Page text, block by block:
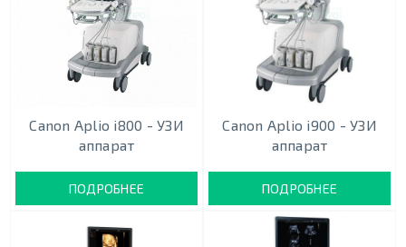
Canon Aplio i800 - УЗИ
аппарат
ПОДРОБНЕЕ
Canon Aplio i900 - УЗИ
аппарат
ПОДРОБНЕЕ